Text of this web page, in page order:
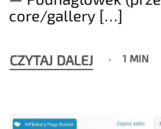
core/gallery […]
CZYTAJ DALEJ 1 MIN